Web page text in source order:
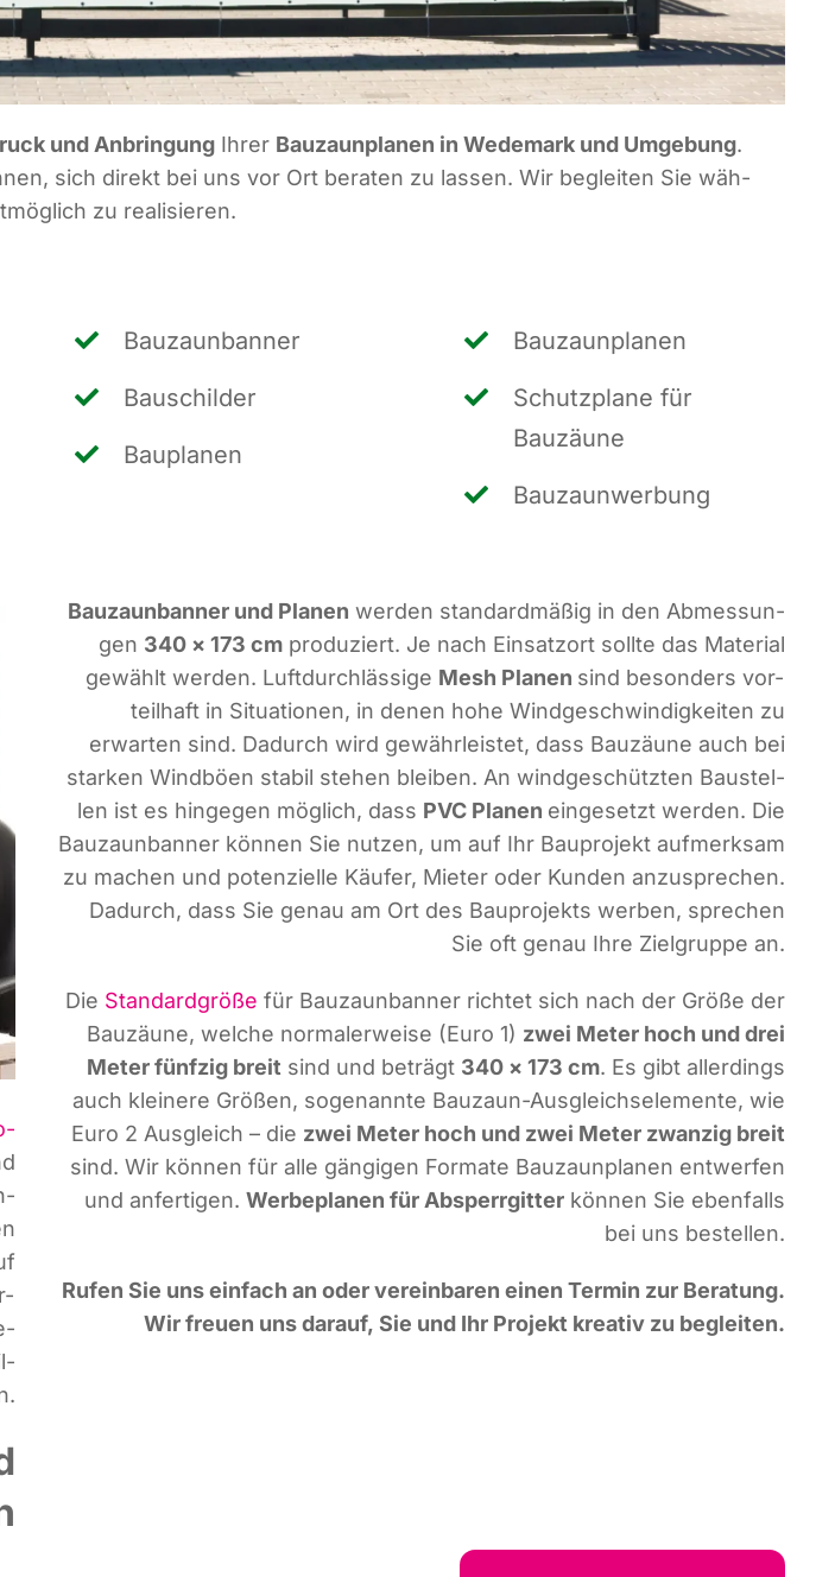
und Anbrin­gungIhrer Bau­zaun­pla­nen in Wede­mark und Umge­bung.
sich direkt bei uns vor Ort bera­ten zu las­sen. Wir beglei­ten Sie wäh­
zu realisieren.
Bau­zaun­ban­ner
Bau­schil­der
Bau­pla­nen
Bau­zaun­pla­nen
Schutz­pla­ne für
Bauzäune
Bau­zaun­wer­bung
Bau­zaun­ban­ner und Pla­nen wer­den stan­dard­mä­ßig in den Abmes­sun­
gen 340 × 173 cm pro­du­ziert. Je nach Ein­satz­ort soll­te das Mate­ri­al
gewählt wer­den. Luft­durch­läs­si­ge Mesh Pla­nen sind beson­ders vor­
teil­haft in Situa­tio­nen, in denen hohe Wind­ge­schwin­dig­kei­ten zu
erwar­ten sind. Dadurch wird gewähr­leis­tet, dass Bau­zäu­ne auch bei
star­ken Wind­bö­en sta­bil ste­hen blei­ben. An wind­ge­schütz­ten Bau­stel­
len ist es hin­ge­gen mög­lich, dass PVC Pla­nen ein­ge­setzt wer­den. Die
Bau­zaun­ban­ner kön­nen Sie nut­zen, um auf Ihr Bau­pro­jekt auf­merk­sam
zu machen und poten­zi­el­le Käu­fer, Mie­ter oder Kun­den anzu­spre­chen.
Dadurch, dass Sie genau am Ort des Bau­pro­jekts wer­ben, spre­chen
Sie oft genau Ihre Ziel­grup­pe an.
Die Stan­dard­grö­ße für Bau­zaun­ban­ner rich­tet sich nach der Grö­ße der
Bau­zäu­ne, wel­che nor­ma­ler­wei­se (Euro 1) zwei Meter hoch und drei
Meter fünf­zig breit sind und beträgt 340 × 173 cm. Es gibt aller­dings
auch klei­ne­re Grö­ßen, soge­nann­te Bau­zaun-Aus­gleichs­ele­men­te, wie
Euro 2 Aus­gleich – die zwei Meter hoch und zwei Meter zwan­zig breit
sind. Wir kön­nen für alle gän­gi­gen For­ma­te Bau­zaun­pla­nen ent­wer­fen
und anfer­ti­gen.Wer­be­pla­nen für Absperr­git­ter kön­nen Sie eben­falls
bei uns bestellen.
Rufen Sie uns ein­fach an oder ver­ein­ba­ren einen Ter­min zur Bera­tung.
Wir freu­en uns dar­auf, Sie und Ihr Pro­jekt krea­tiv zu begleiten.